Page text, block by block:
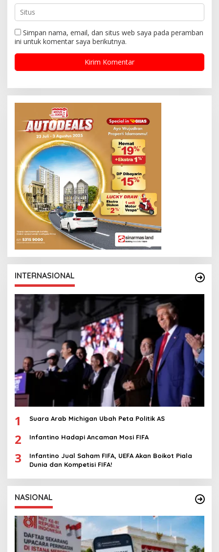
Simpan nama, email, dan situs web saya pada peramban
ini untuk komentar saya berikutnya.
INTERNASIONAL
1 Suara Arab Michigan Ubah Peta Politik AS
2 Infantino Hadapi Ancaman Mosi FIFA
3
Infantino Jual Saham FIFA, UEFA Akan Boikot Piala
Dunia dan Kompetisi FIFA!
NASIONAL